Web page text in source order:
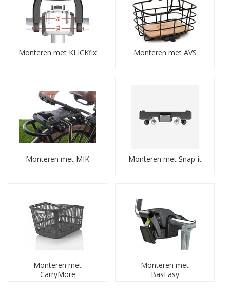
Monteren met KLICKfix Monteren met AVS
Monteren met MIK Monteren met Snap-it
Monteren met
CarryMore
Monteren met
BasEasy